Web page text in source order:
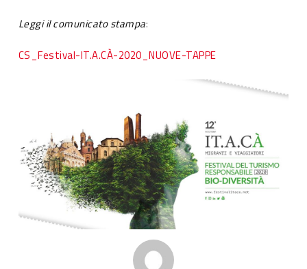
Leggi il comunicato stampa:
CS_Festival-IT.A.CÀ-2020_NUOVE-TAPPE